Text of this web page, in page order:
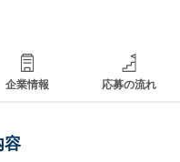
企業情報 応募の流れ
容